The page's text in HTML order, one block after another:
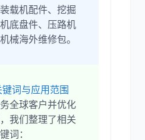
装载机配件、挖掘
底盘件、压路机
械海外维修包。
词与应用范围
全球客户并优化
我们整理了相关
词：